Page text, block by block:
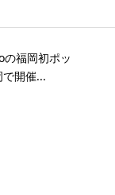
福岡初ポッ
開催...